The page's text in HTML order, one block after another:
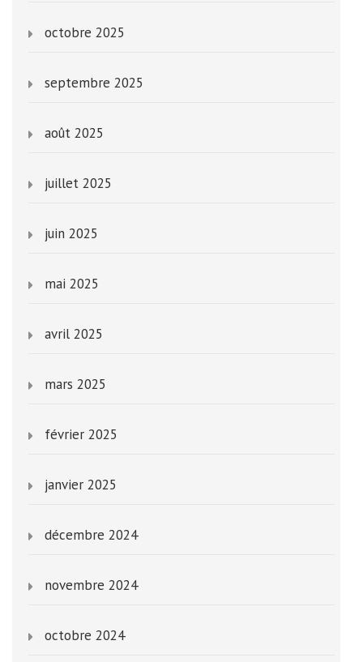
octobre 2025
septembre 2025
août 2025
juillet 2025
juin 2025
mai 2025
avril 2025
mars 2025
février 2025
janvier 2025
décembre 2024
novembre 2024
octobre 2024